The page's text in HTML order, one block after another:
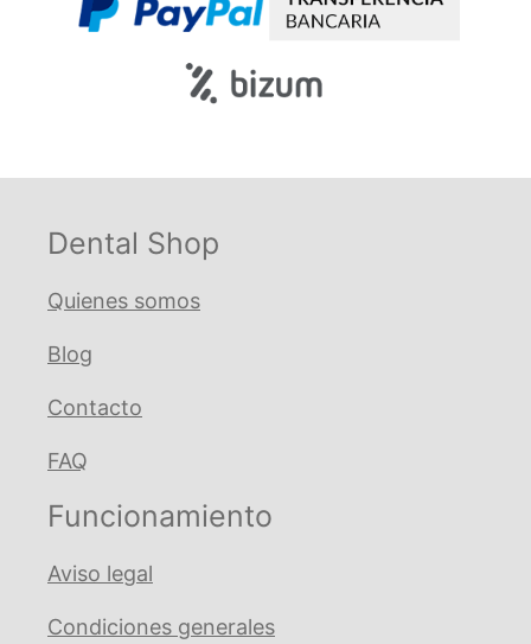
Dental Shop
Quienes somos
Blog
Contacto
FAQ
Funcionamiento
Aviso legal
Condiciones generales